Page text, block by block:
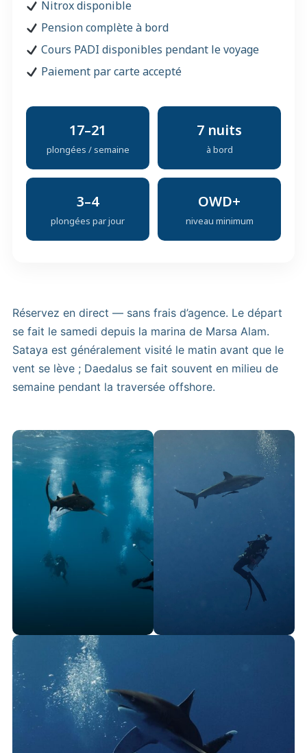
Nitrox disponible
Pension complète à bord
Cours PADI disponibles pendant le voyage
Paiement par carte accepté
17–21
plongées / semaine
7 nuits
à bord
3–4
plongées par jour
OWD+
niveau minimum
Réservez en direct — sans frais d’agence. Le départ
se fait le samedi depuis la marina de Marsa Alam.
Sataya est généralement visité le matin avant que le
vent se lève ; Daedalus se fait souvent en milieu de
semaine pendant la traversée offshore.